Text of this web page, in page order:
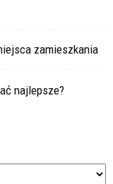
zamieszkania
najlepsze?